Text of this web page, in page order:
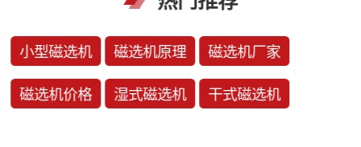
小型磁选机 磁选机原理 磁选机厂家
磁选机价格 湿式磁选机 干式磁选机